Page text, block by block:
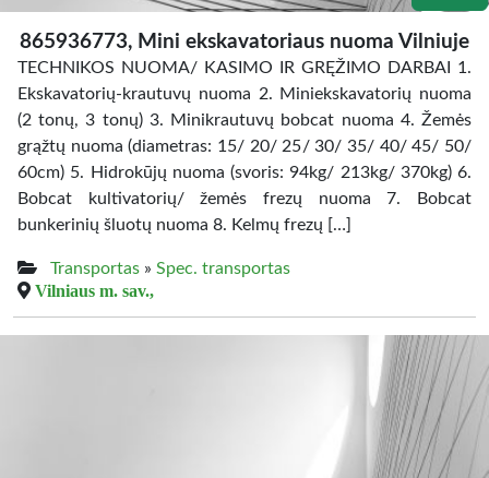
865936773, Mini ekskavatoriaus nuoma Vilniuje
TECHNIKOS NUOMA/ KASIMO IR GRĘŽIMO DARBAI 1.
Ekskavatorių-krautuvų nuoma 2. Miniekskavatorių nuoma
(2 tonų, 3 tonų) 3. Minikrautuvų bobcat nuoma 4. Žemės
grąžtų nuoma (diametras: 15/ 20/ 25/ 30/ 35/ 40/ 45/ 50/
60cm) 5. Hidrokūjų nuoma (svoris: 94kg/ 213kg/ 370kg) 6.
Bobcat kultivatorių/ žemės frezų nuoma 7. Bobcat
bunkerinių šluotų nuoma 8. Kelmų frezų […]
Transportas » Spec. transportas
Vilniaus m. sav.,